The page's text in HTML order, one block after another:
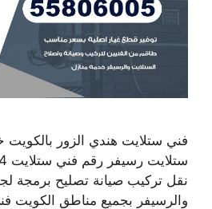
فني ستلايت هندي الزور بالكويت
نقل تركيب صيانة تصليح برمجة
والرسيفر بجميع مناطق الكويت